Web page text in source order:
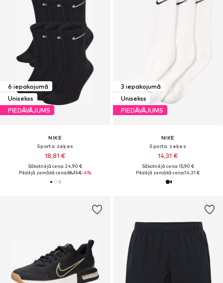
6 iepakojumā
Unisekss
PIEDĀVĀJUMS
NIKE
Sporta zeķes
18,81 €
Sākotnējā cena: 24,90 €
Pēdējā zemākā cena:19,71 €-4%
3 iepakojumā
Unisekss
PIEDĀVĀJUMS
NIKE
Sporta zeķes
14,31 €
Sākotnējā cena: 15,90 €
Pēdējā zemākā cena:14,31 €